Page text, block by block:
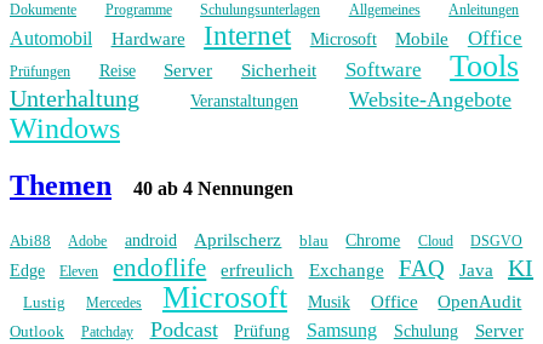
Dokumente
Programme Schulungsunterlagen Allgemeines Anleitungen
Automobil Hardware Internet Microsoft Mobile Office
Prüfungen Reise Server Sicherheit Software Tools
Unterhaltung Veranstaltungen Website-Angebote
Windows
Themen
40 ab 4 Nennungen
Abi88 Adobe android Aprilscherz blau Chrome Cloud DSGVO
Edge Eleven endoflife erfreulich Exchange FAQ Java KI
Lustig Mercedes Microsoft Musik Office OpenAudit
Outlook Patchday Podcast Prüfung Samsung Schulung Server